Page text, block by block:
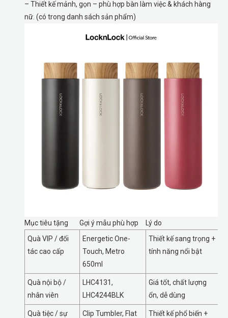
– Thiết kế mảnh, gọn – phù hợp bàn làm việc & khách hàng
nữ. (có trong danh sách sản phẩm)
Mục tiêu tặng Gợi ý mẫu phù hợp
Lý do
Quà VIP / đối
tác cao cấp
Energetic One-
Touch, Metro
650ml
Thiết kế sang trọng +
tính năng nổi bật
Quà nội bộ /
nhân viên
LHC4131,
LHC4244BLK
Giá tốt, chất lượng
ổn, dễ dùng
Quà tiệc / sự
Clip Tumbler, Flat
Thiết kế phổ biến +